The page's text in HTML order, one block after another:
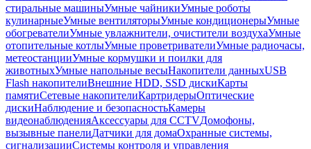
стиральные машиныУмные чайникиУмные роботы
кулинарныеУмные вентиляторыУмные кондиционерыУмные
обогревателиУмные увлажнители, очистители воздухаУмные
отопительные котлыУмные проветривателиУмные радиочасы,
метеостанцииУмные кормушки и поилки для
животныхУмные напольные весыНакопители данныхUSB
Flash накопителиВнешние HDD, SSD дискиКарты
памятиСетевые накопителиКартридерыОптические
дискиНаблюдение и безопасностьКамеры
видеонаблюденияАксессуары для CCTVДомофоны,
вызывные панелиДатчики для домаОхранные системы,
сигнализацииСистемы контроля и управления